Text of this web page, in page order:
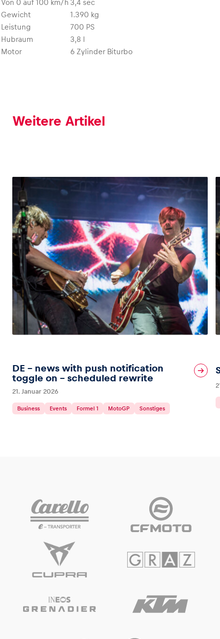
Von 0 auf 100 km/h 3,4 sec
Gewicht
1.390 kg
Leistung
700 PS
Hubraum
3,8 l
Motor
6 Zylinder Biturbo
Weitere Artikel
DE – news with push notification
toggle on – scheduled rewrite
21. Januar 2026
Business Events Formel 1 MotoGP Sonstiges